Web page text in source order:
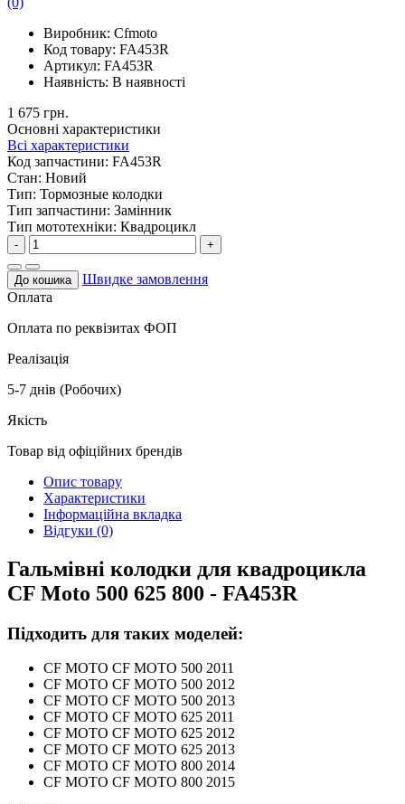
Виробник: Cfmoto
Код товару: FA453R
Артикул: FA453R
Наявність: В наявності
1 675 грн.
Основні характеристики
Всі характеристики
Код запчастини: FA453R
Стан: Новий
Тип: Тормозные колодки
Тип запчастини: Замінник
Тип мототехніки: Квадроцикл
- +
До кошика
Швидке замовлення
Оплата
Оплата по реквізитах ФОП
Реалізація
5-7 днів (Робочих)
Якість
Товар від офіційних брендів
Опис товару
Характеристики
Інформаційна вкладка
Відгуки (0)
Гальмівні колодки для квадроцикла
CF Moto 500 625 800 - FA453R
Підходить для таких моделей:
CF MOTO CF MOTO 500 2011
CF MOTO CF MOTO 500 2012
CF MOTO CF MOTO 500 2013
CF MOTO CF MOTO 625 2011
CF MOTO CF MOTO 625 2012
CF MOTO CF MOTO 625 2013
CF MOTO CF MOTO 800 2014
CF MOTO CF MOTO 800 2015